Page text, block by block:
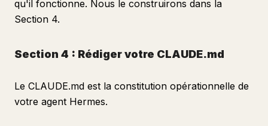
qu'il fonctionne. Nous le construirons dans la
Section 4.
Section 4 : Rédiger votre CLAUDE.md
Le CLAUDE.md est la constitution opérationnelle de
votre agent Hermes.